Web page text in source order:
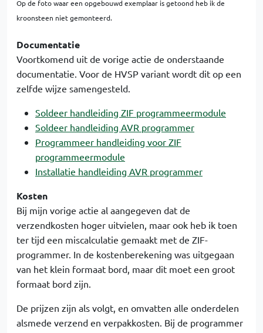
Op de foto waar een opgebouwd exemplaar is getoond heb ik de
kroonsteen niet gemonteerd.
Documentatie
Voortkomend uit de vorige actie de onderstaande
documentatie. Voor de HVSP variant wordt dit op een
zelfde wijze samengesteld.
Soldeer handleiding ZIF programmeermodule
Soldeer handleiding AVR programmer
Programmeer handleiding voor ZIF
programmeermodule
Installatie handleiding AVR programmer
Kosten
Bij mijn vorige actie al aangegeven dat de
verzendkosten hoger uitvielen, maar ook heb ik toen
ter tijd een miscalculatie gemaakt met de ZIF-
programmer. In de kostenberekening was uitgegaan
van het klein formaat bord, maar dit moet een groot
formaat bord zijn.
De prijzen zijn als volgt, en omvatten alle onderdelen
alsmede verzend en verpakkosten. Bij de programmer